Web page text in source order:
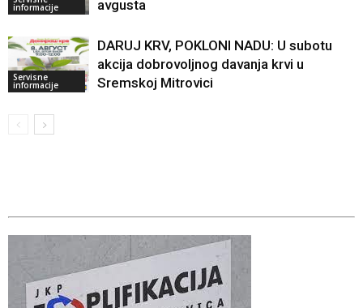
informacije
avgusta
Servisne
informacije
DARUJ KRV, POKLONI NADU: U subotu
akcija dobrovoljnog davanja krvi u
Sremskoj Mitrovici